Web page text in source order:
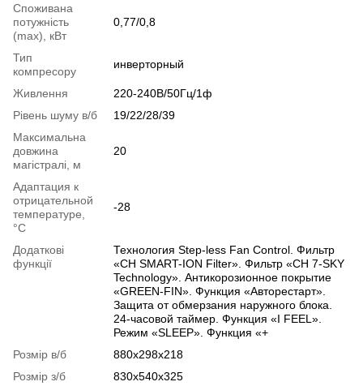
Споживана
потужність
(max), кВт
0,77/0,8
Тип
компресору
инверторный
Живлення
220-240В/50Гц/1ф
Рівень шуму в/б
19/22/28/39
Максимальна
довжина
магістралі, м
20
Адаптация к
отрицательной
температуре,
°C
-28
Додаткові
функції
Технология Step-less Fan Control. Фильтр
«CH SMART-ION Filter». Фильтр «CH 7-SKY
Technology». Антикорозионное покрытие
«GREEN-FIN». Функция «Авторестарт».
Защита oт обмерзания наружного блока.
24-часовой таймер. Функция «I FEEL».
Режим «SLEEP». Функция «+
Розмір в/б
880х298х218
Розмір з/б
830х540х325